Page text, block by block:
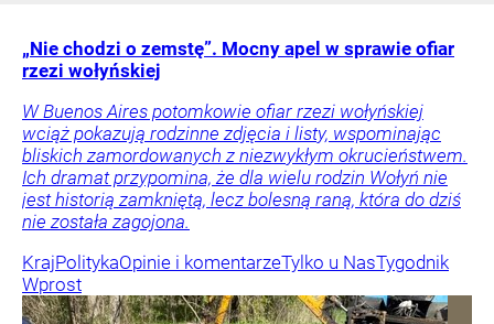
„Nie chodzi o zemstę”. Mocny apel w sprawie ofiar
rzezi wołyńskiej
W Buenos Aires potomkowie ofiar rzezi wołyńskiej
wciąż pokazują rodzinne zdjęcia i listy, wspominając
bliskich zamordowanych z niezwykłym okrucieństwem.
Ich dramat przypomina, że dla wielu rodzin Wołyń nie
jest historią zamkniętą, lecz bolesną raną, która do dziś
nie została zagojona.
KrajPolitykaOpinie i komentarzeTylko u NasTygodnik
Wprost